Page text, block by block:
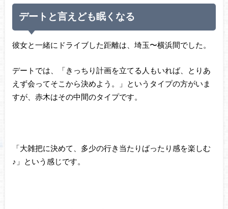
デートと言えども眠くなる
彼女と一緒にドライブした距離は、埼玉〜横浜間でした。
デートでは、「きっちり計画を立てる人もいれば、とりあ
えず会ってそこから決めよう。」というタイプの方がいま
すが、赤木はその中間のタイプです。
「大雑把に決めて、多少の行き当たりばったり感を楽しむ
♪」という感じです。